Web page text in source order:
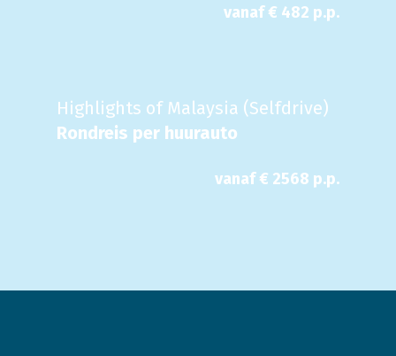
vanaf € 482 p.p.
Highlights of Malaysia (Selfdrive)
Rondreis per huurauto
vanaf € 2568 p.p.